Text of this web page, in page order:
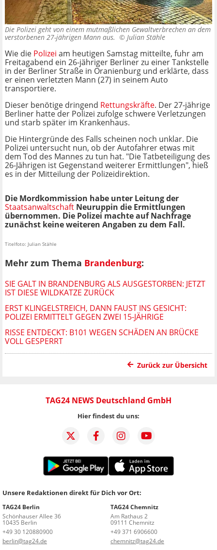
Die Polizei geht von einem mutmaßlichen Gewaltverbrechen an dem
verstorbenen 27-jährigen Mann aus. © Julian Stähle
Wie die Polizei am heutigen Samstag mitteilte, fuhr am
Freitagabend ein 26-jähriger Berliner zu einer Tankstelle
in der Berliner Straße in Oranienburg und erklärte, dass
er einen verletzten Mann (27) in seinem Auto
transportiere.
Dieser benötige dringend Rettungskräfte. Der 27-jährige
Berliner hatte der Polizei zufolge schwere Verletzungen
und starb später im Krankenhaus.
Die Hintergründe des Falls scheinen noch unklar. Die
Polizei untersucht nun, ob der Autofahrer etwas mit
dem Tod des Mannes zu tun hat. "Die Tatbeteiligung des
26-Jährigen ist Gegenstand weiterer Ermittlungen", hieß
es in der Mitteilung der Polizeidirektion.
Die Mordkommission habe unter Leitung der
Staatsanwaltschaft Neuruppin die Ermittlungen
übernommen. Die Polizei machte auf Nachfrage
zunächst keine weiteren Angaben zu dem Fall.
Titelfoto: Julian Stähle
Mehr zum Thema Brandenburg:
SIE GALT IN BRANDENBURG ALS AUSGESTORBEN: JETZT
IST DIESE WILDKATZE ZURÜCK
ERST KLINGELSTREICH, DANN FAUST INS GESICHT:
POLIZEI ERMITTELT GEGEN ZWEI 15-JÄHRIGE
RISSE ENTDECKT: B101 WEGEN SCHÄDEN AN BRÜCKE
VOLL GESPERRT
Zurück zur Übersicht
TAG24 NEWS Deutschland GmbH
Hier findest du uns:
Unsere Redaktionen direkt für Dich vor Ort:
TAG24 Berlin
Schönhauser Allee 36
10435 Berlin
+49 30 120880900
berlin@tag24.de
TAG24 Chemnitz
Am Rathaus 2
09111 Chemnitz
+49 371 6906600
chemnitz@tag24.de